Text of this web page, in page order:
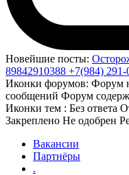
Новейшие посты:
89842910388 +7(984) 291-
Иконки форумов: Форум
сообщений Форум
Иконки тем : Без ответа
Закреплено Не одобрен
Вакансии
Партнёры
.